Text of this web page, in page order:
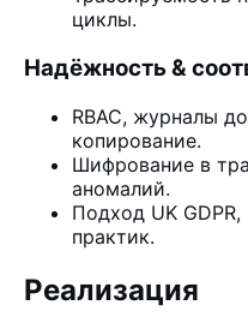
циклы.
Надёжность &
RBAC, журналы
копирование.
Шифрование в
аномалий.
Подход UK
практик.
Реализация